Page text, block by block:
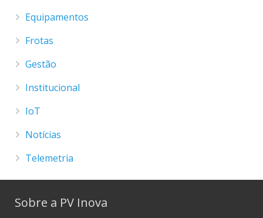
Equipamentos
Frotas
Gestão
Institucional
IoT
Notícias
Telemetria
Sobre a PV Inova